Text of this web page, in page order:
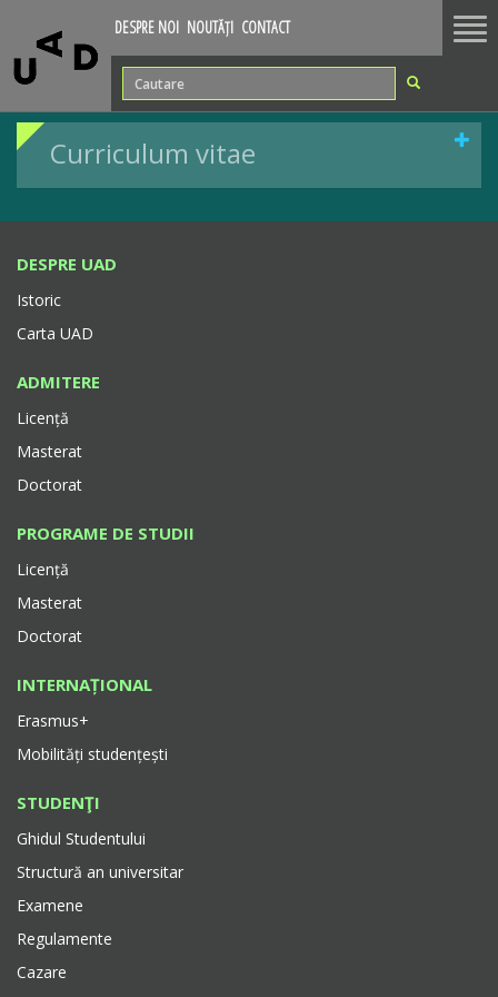
DESPRE NOI NOUTĂȚI CONTACT
Curriculum vitae
DESPRE UAD
Istoric
Carta UAD
ADMITERE
Licență
Masterat
Doctorat
PROGRAME DE STUDII
Licență
Masterat
Doctorat
INTERNAȚIONAL
Erasmus+
Mobilități studențești
STUDENŢI
Ghidul Studentului
Structură an universitar
Examene
Regulamente
Cazare